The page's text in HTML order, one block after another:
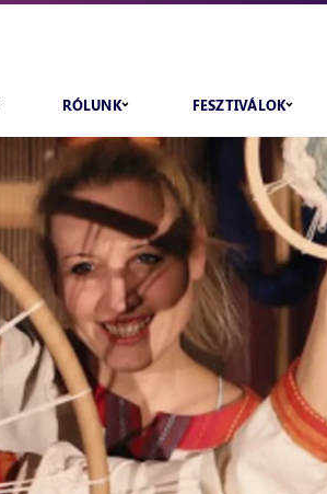
RÓLUNK FESZTIVÁLOK